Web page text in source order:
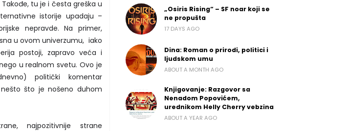
tu je i česta greška u
istorije upadaju –
nepravde. Na primer,
u ovom univerzumu, iako
postoji, zapravo veća i
u realnom svetu. Ovo je
politički komentar
što je nošeno duhom
najpozitivnije strane
„Osiris Rising“ – SF noar koji se
ne propušta
17 DAYS AGO
Dina: Roman o prirodi, politici i
ljudskom umu
ABOUT A MONTH AGO
Knjigovanje: Razgovor sa
Nenadom Popovićem,
urednikom Helly Cherry vebzina
ABOUT A YEAR AGO